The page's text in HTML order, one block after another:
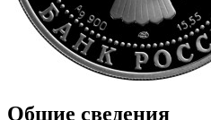
Общие сведения